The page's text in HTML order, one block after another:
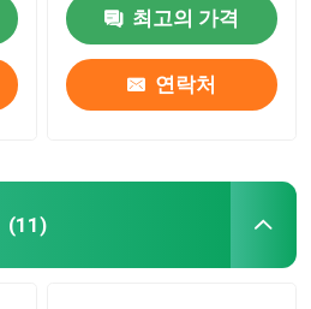
최고의 가격
연락처
(11)